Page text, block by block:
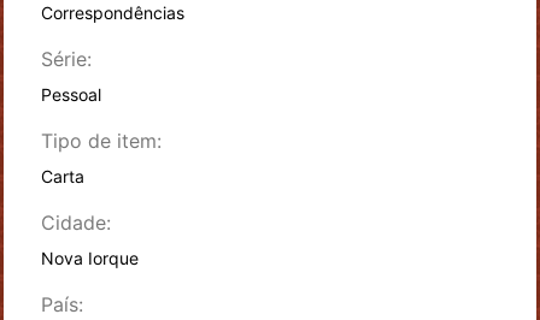
Correspondências
Série:
Pessoal
Tipo de item:
Carta
Cidade:
Nova Iorque
País: